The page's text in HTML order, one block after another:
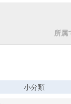
所属
小分類